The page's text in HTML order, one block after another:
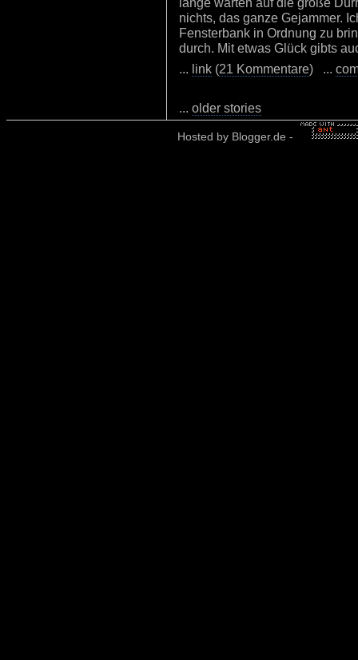
nichts, das ganze Gejammer.
Fensterbank in Ordnung zu
durch. Mit etwas Glück gibts
... link (21 Kommentare) ...
... older stories
Hosted by Blogger.de -